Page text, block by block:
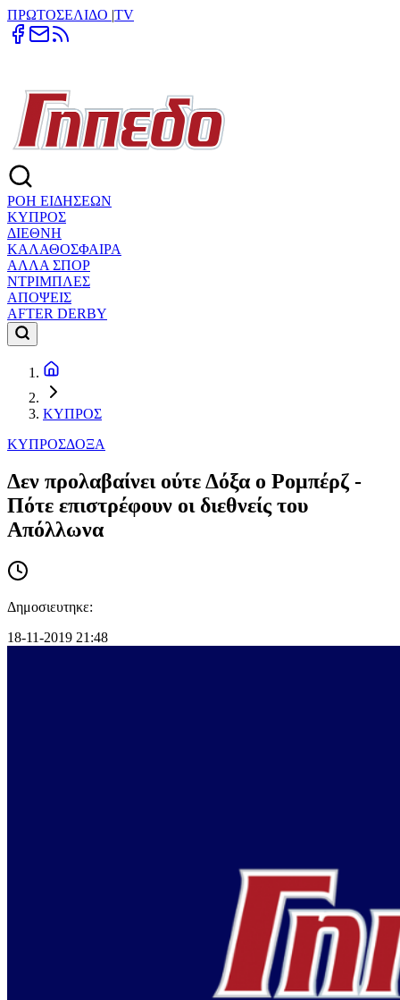
ΠΡΩΤΟΣΕΛΙΔΟ |TV
ΡΟΗ ΕΙΔΗΣΕΩΝ
ΚΥΠΡΟΣ
ΔΙΕΘΝΗ
ΚΑΛΑΘΟΣΦΑΙΡΑ
ΑΛΛΑ ΣΠΟΡ
ΝΤΡΙΜΠΛΕΣ
ΑΠΟΨΕΙΣ
AFTER DERBY
ΚΥΠΡΟΣ
ΚΥΠΡΟΣΔΟΞΑ
Δεν προλαβαίνει ούτε Δόξα ο Ρομπέρζ -
Πότε επιστρέφουν οι διεθνείς του
Απόλλωνα
Δημοσιευτηκε:
18-11-2019 21:48